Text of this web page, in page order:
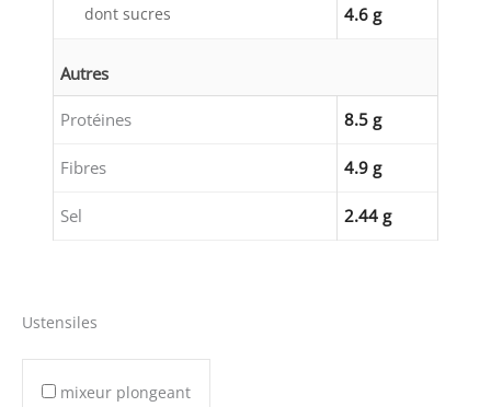
dont sucres 4.6 g
Autres
Protéines 8.5 g
Fibres 4.9 g
Sel 2.44 g
Ustensiles
mixeur plongeant